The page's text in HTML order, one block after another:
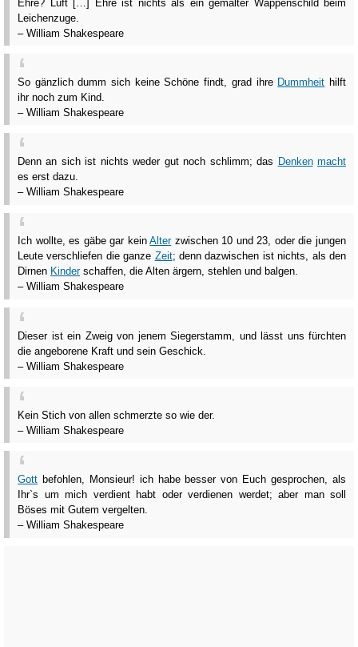
Ehre? Luft […] Ehre ist nichts als ein gemalter Wappenschild beim
Leichenzuge.
– William Shakespeare
So gänzlich dumm sich keine Schöne findt, grad ihre Dummheit hilft
ihr noch zum Kind.
– William Shakespeare
Denn an sich ist nichts weder gut noch schlimm; das Denken macht
es erst dazu.
– William Shakespeare
Ich wollte, es gäbe gar keinAlterzwischen 10 und 23, oder die jungen
Leute verschliefen die ganze Zeit; denn dazwischen ist nichts, als den
Dirnen Kinderschaffen, die Alten ärgern, stehlen und balgen.
– William Shakespeare
Dieser ist ein Zweig von jenem Siegerstamm, und lässt uns fürchten
die angeborene Kraft und sein Geschick.
– William Shakespeare
Kein Stich von allen schmerzte so wie der.
– William Shakespeare
Gott befohlen, Monsieur! ich habe besser von Euch gesprochen, als
Ihr`s um mich verdient habt oder verdienen werdet; aber man soll
Böses mit Gutem vergelten.
– William Shakespeare